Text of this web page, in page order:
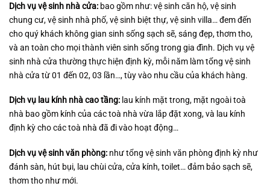
Dịch vụ vệ sinh nhà cửa: bao gồm như: vệ sinh căn hộ, vệ sinh
chung cư, vệ sinh nhà phố, vệ sinh biệt thự, vệ sinh villa… đem đến
cho quý khách không gian sinh sống sạch sẽ, sáng đẹp, thơm tho,
và an toàn cho mọi thành viên sinh sống trong gia đình. Dịch vụ vệ
sinh nhà cửa thường thực hiện định kỳ, mỗi năm làm tổng vệ sinh
nhà cửa từ 01 đến 02, 03 lần…, tùy vào nhu cầu của khách hàng.
Dịch vụ lau kính nhà cao tầng: lau kính mặt trong, mặt ngoài toà
nhà bao gồm kính của các toà nhà vừa lắp đặt xong, và lau kính
định kỳ cho các toà nhà đã đi vào hoạt động…
Dịch vụ vệ sinh văn phòng: như tổng vệ sinh văn phòng định kỳ như
đánh sàn, hút bụi, lau chùi cửa, cửa kính, toilet… đảm bảo sạch sẽ,
thơm tho như mới.